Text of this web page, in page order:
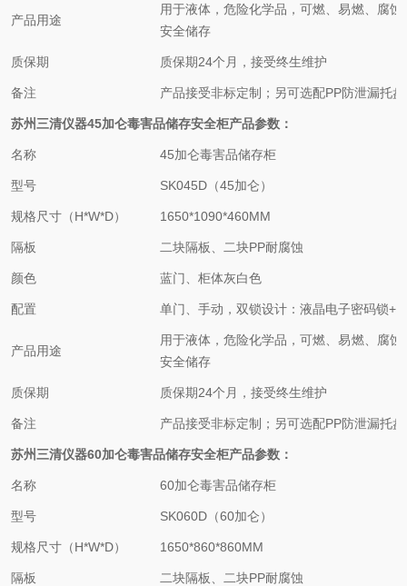
产品用途
用于液体，危险化学品，可燃、易燃、腐
安全储存
质保期 质保期24个月，接受终生维护
备注 产品接受非标定制；另可选配PP防泄漏托盘
苏州三清仪器45加仑毒害品储存安全柜产品参数：
名称 45加仑毒害品储存柜
型号 SK045D（45加仑）
规格尺寸（H*W*D） 1650*1090*460MM
隔板 二块隔板、二块PP耐腐蚀
颜色 蓝门、柜体灰白色
配置 单门、手动，双锁设计：液晶电子密码锁+
产品用途
用于液体，危险化学品，可燃、易燃、腐
安全储存
质保期 质保期24个月，接受终生维护
备注 产品接受非标定制；另可选配PP防泄漏托盘
苏州三清仪器60加仑毒害品储存安全柜产品参数：
名称 60加仑毒害品储存柜
型号 SK060D（60加仑）
规格尺寸（H*W*D） 1650*860*860MM
隔板 二块隔板、二块PP耐腐蚀